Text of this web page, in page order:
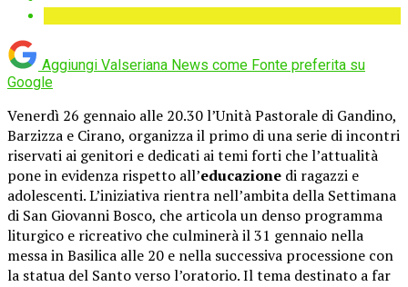
Aggiungi Valseriana News come Fonte preferita su
Google
Venerdì 26 gennaio alle 20.30 l’Unità Pastorale di Gandino,
Barzizza e Cirano, organizza il primo di una serie di incontri
riservati ai genitori e dedicati ai temi forti che l’attualità
pone in evidenza rispetto all’educazione di ragazzi e
adolescenti. L’iniziativa rientra nell’ambita della Settimana
di San Giovanni Bosco, che articola un denso programma
liturgico e ricreativo che culminerà il 31 gennaio nella
messa in Basilica alle 20 e nella successiva processione con
la statua del Santo verso l’oratorio. Il tema destinato a far